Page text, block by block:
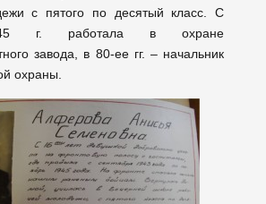
с пятого по десятый класс.С
г. работала в охране
завода, в 80-ее гг. – начальник
охраны.